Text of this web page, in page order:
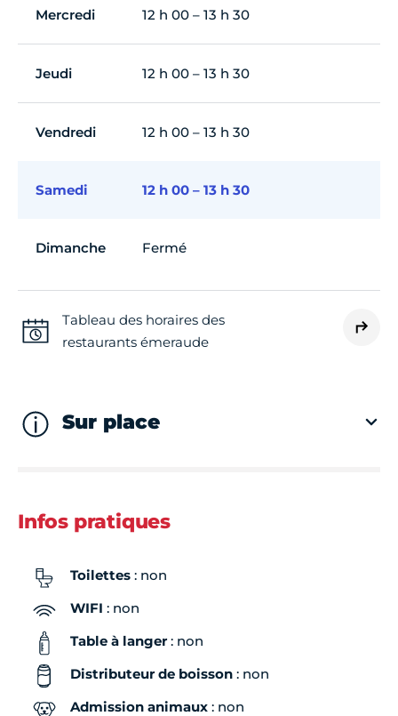
Mercredi 12 h 00 – 13 h 30
Jeudi 12 h 00 – 13 h 30
Vendredi 12 h 00 – 13 h 30
Samedi 12 h 00 – 13 h 30
Dimanche Fermé
Tableau des horaires des
restaurants émeraude
Sur place
Infos pratiques
Toilettes : non
WIFI : non
Table à langer: non
Distributeur de boisson : non
Admission animaux : non